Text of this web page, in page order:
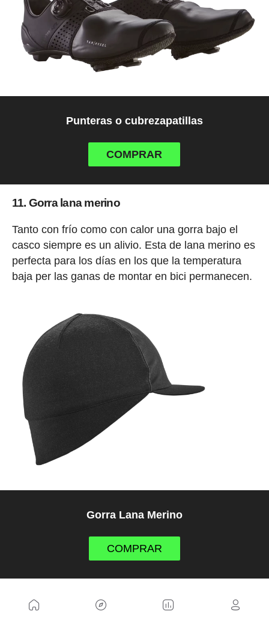
Punteras o cubrezapatillas
COMPRAR
11. Gorra lana merino
Tanto con frío como con calor una gorra bajo el
casco siempre es un alivio. Esta de lana merino es
perfecta para los días en los que la temperatura
baja per las ganas de montar en bici permanecen.
Gorra Lana Merino
COMPRAR
12. Secador de zapatillas (25€)